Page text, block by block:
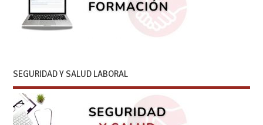
SEGURIDAD Y SALUD LABORAL